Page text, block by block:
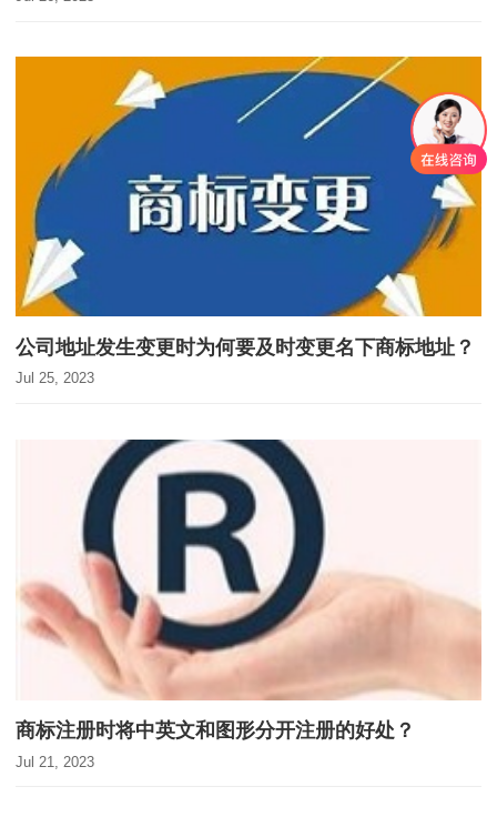
公司地址发生变更时为何要及时变更名下商标地址？
Jul 25, 2023
商标注册时将中英文和图形分开注册的好处？
Jul 21, 2023